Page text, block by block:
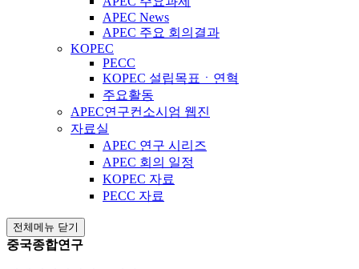
APEC News
APEC 주요 회의결과
KOPEC
PECC
KOPEC 설립목표ㆍ연혁
주요활동
APEC연구컨소시엄 웹진
자료실
APEC 연구 시리즈
APEC 회의 일정
KOPEC 자료
PECC 자료
전체메뉴 닫기
중국종합연구